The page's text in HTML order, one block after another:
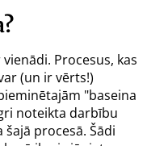
Procesus, kas
(un ir vērts!)
"baseina
noteikta darbību
procesā. Šādi